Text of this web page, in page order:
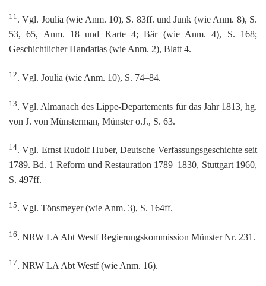
11. Vgl. Joulia (wie Anm. 10), S. 83ff. und Junk (wie Anm. 8), S.
53, 65, Anm. 18 und Karte 4; Bär (wie Anm. 4), S. 168;
Geschichtlicher Handatlas (wie Anm. 2), Blatt 4.
12. Vgl. Joulia (wie Anm. 10), S. 74–84.
13. Vgl. Almanach des Lippe-Departements für das Jahr 1813, hg.
von J. von Münsterman, Münster o.J., S. 63.
14. Vgl. Ernst Rudolf Huber, Deutsche Verfassungsgeschichte seit
1789. Bd. 1 Reform und Restauration 1789–1830, Stuttgart 1960,
S. 497ff.
15. Vgl. Tönsmeyer (wie Anm. 3), S. 164ff.
16. NRW LA Abt Westf Regierungskommission Münster Nr. 231.
17. NRW LA Abt Westf (wie Anm. 16).